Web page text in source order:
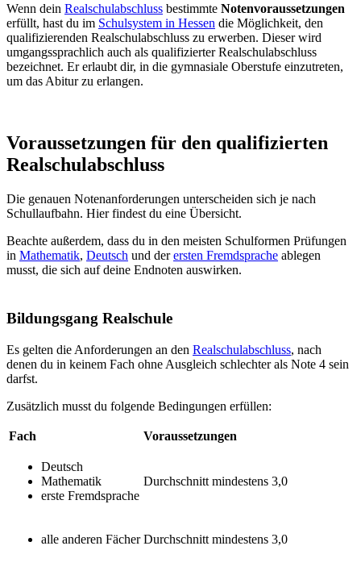
Wenn dein Realschulabschluss bestimmte Notenvoraussetzungen
erfüllt, hast du im Schulsystem in Hessen die Möglichkeit, den
qualifizierenden Realschulabschluss zu erwerben. Dieser wird
umgangssprachlich auch als qualifizierter Realschulabschluss
bezeichnet. Er erlaubt dir, in die gymnasiale Oberstufe einzutreten,
um das Abitur zu erlangen.
Voraussetzungen für den qualifizierten
Realschulabschluss
Die genauen Notenanforderungen unterscheiden sich je nach
Schullaufbahn. Hier findest du eine Übersicht.
Beachte außerdem, dass du in den meisten Schulformen Prüfungen
in Mathematik, Deutsch und derersten Fremdsprache ablegen
musst, die sich auf deine Endnoten auswirken.
Bildungsgang Realschule
Es gelten die Anforderungen an den Realschulabschluss, nach
denen du in keinem Fach ohne Ausgleich schlechter als Note 4 sein
darfst.
Zusätzlich musst du folgende Bedingungen erfüllen:
Fach Voraussetzungen
Deutsch
Mathematik
erste Fremdsprache
Durchschnitt mindestens 3,0
alle anderen Fächer Durchschnitt mindestens 3,0